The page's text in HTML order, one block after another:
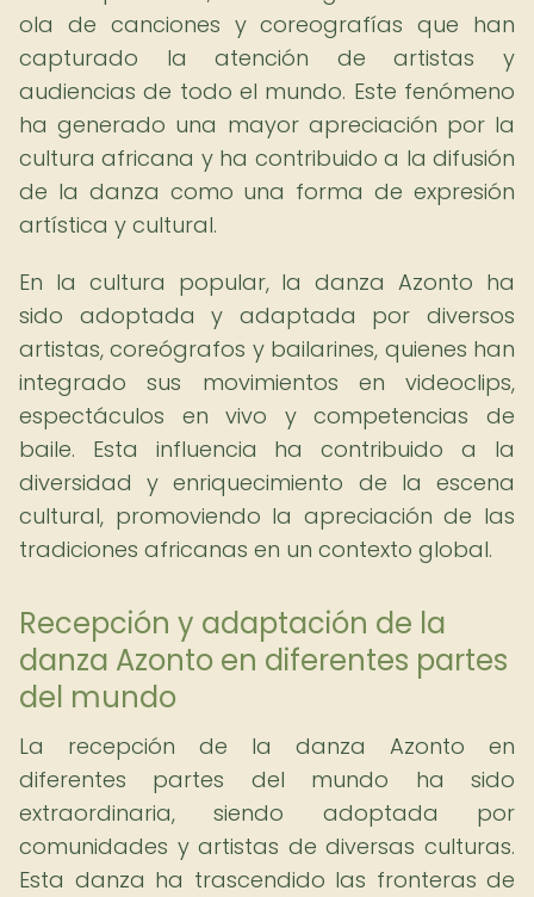
ola de canciones y coreografías que han
capturado la atención de artistas y
audiencias de todo el mundo. Este fenómeno
ha generado una mayor apreciación por la
cultura africana y ha contribuido a la difusión
de la danza como una forma de expresión
artística y cultural.
En la cultura popular, la danza Azonto ha
sido adoptada y adaptada por diversos
artistas, coreógrafos y bailarines, quienes han
integrado sus movimientos en videoclips,
espectáculos en vivo y competencias de
baile. Esta influencia ha contribuido a la
diversidad y enriquecimiento de la escena
cultural, promoviendo la apreciación de las
tradiciones africanas en un contexto global.
Recepción y adaptación de la
danza Azonto en diferentes partes
del mundo
La recepción de la danza Azonto en
diferentes partes del mundo ha sido
extraordinaria, siendo adoptada por
comunidades y artistas de diversas culturas.
Esta danza ha trascendido las fronteras de